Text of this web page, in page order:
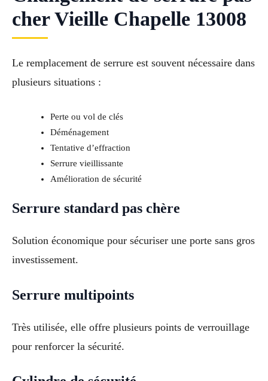
cher Vieille Chapelle 13008
Le remplacement de serrure est souvent nécessaire dans
plusieurs situations :
Perte ou vol de clés
Déménagement
Tentative d’effraction
Serrure vieillissante
Amélioration de sécurité
Serrure standard pas chère
Solution économique pour sécuriser une porte sans gros
investissement.
Serrure multipoints
Très utilisée, elle offre plusieurs points de verrouillage
pour renforcer la sécurité.